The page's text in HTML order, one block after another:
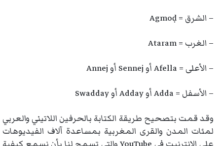
– الشرق = Agmoḍ
– الغرب = Ataram
– الأعلى = Afella أو Sennej أو Annej
– الأسفل = Adda أو Adday أو Swadday
وقد قمت بتصحيح طريقة الكتابة بالحرفين اللاتيني والعربي
لمئات المدن والقرى المغربية بمساعدة آلاف الفيديوهات